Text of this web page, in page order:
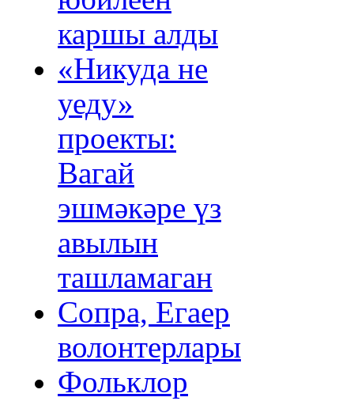
каршы алды
«Никуда не
уеду»
проекты:
Вагай
эшмәкәре үз
авылын
ташламаган
Сопра, Егаер
волонтерлары
Фольклор